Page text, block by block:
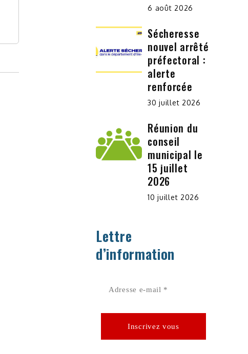
6 août 2026
Sécheresse
nouvel arrêté
préfectoral :
alerte
renforcée
30 juillet 2026
Réunion du
conseil
municipal le
15 juillet
2026
10 juillet 2026
Lettre
d’information